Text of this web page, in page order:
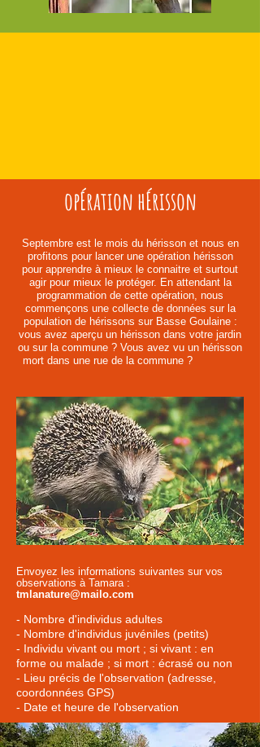
opÉration hÉrisson
Septembre est le mois du hérisson et nous en
profitons pour lancer une opération hérisson
pour apprendre à mieux le connaitre et surtout
agir pour mieux le protéger. En attendant la
programmation de cette opération, nous
commençons une collecte de données sur la
population de hérissons sur Basse Goulaine :
vous avez aperçu un hérisson dans votre jardin
ou sur la commune ? Vous avez vu un hérisson
mort dans une rue de la commune ?
Envoyez les informations suivantes sur vos
observations à Tamara :
tmlanature@mailo.com
- Nombre d'individus adultes
- Nombre d'individus juvéniles (petits)
- Individu vivant ou mort ; si vivant : en
forme ou malade ; si mort : écrasé ou non
- Lieu précis de l'observation (adresse,
coordonnées GPS)
- Date et heure de l'observation